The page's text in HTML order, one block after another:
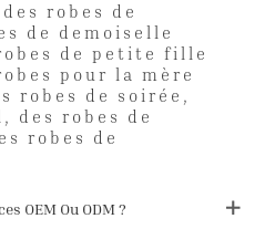
robes de
de demoiselle
de petite fille
pour la mère
robes de soirée,
des robes de
robes de
OEM Ou ODM ?